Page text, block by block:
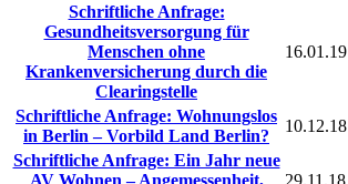
Schriftliche Anfrage:
Gesundheitsversorgung für
Menschen ohne
Krankenversicherung durch die
Clearingstelle
16.01.19
Schriftliche Anfrage: Wohnungslos
in Berlin – Vorbild Land Berlin?
10.12.18
Schriftliche Anfrage: Ein Jahr neue
AV Wohnen – Angemessenheit,
29.11.18